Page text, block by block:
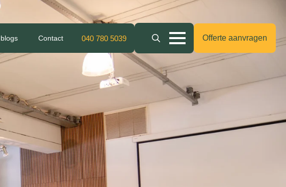
Contact 040 780 5039
Search
for:
Offerte aanvragen